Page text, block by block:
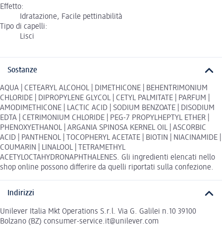
Effetto:
Idratazione, Facile pettinabilità
Tipo di capelli:
Lisci
Sostanze
AQUA | CETEARYL ALCOHOL | DIMETHICONE | BEHENTRIMONIUM
CHLORIDE | DIPROPYLENE GLYCOL | CETYL PALMITATE | PARFUM |
AMODIMETHICONE | LACTIC ACID | SODIUM BENZOATE | DISODIUM
EDTA | CETRIMONIUM CHLORIDE | PEG-7 PROPYLHEPTYL ETHER |
PHENOXYETHANOL | ARGANIA SPINOSA KERNEL OIL | ASCORBIC
ACID | PANTHENOL | TOCOPHERYL ACETATE | BIOTIN | NIACINAMIDE |
COUMARIN | LINALOOL | TETRAMETHYL
ACETYLOCTAHYDRONAPHTHALENES. Gli ingredienti elencati nello
shop online possono differire da quelli riportati sulla confezione.
Indirizzi
Unilever Italia Mkt Operations S.r.l. Via G. Galilei n.10 39100
Bolzano (BZ) consumer-service.it@unilever.com